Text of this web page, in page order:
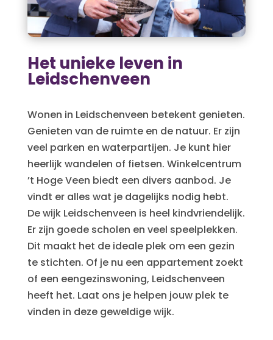
Het unieke leven in
Leidschenveen
Wonen in Leidschenveen betekent genieten.
Genieten van de ruimte en de natuur. Er zijn
veel parken en waterpartijen. Je kunt hier
heerlijk wandelen of fietsen. Winkelcentrum
’t Hoge Veen biedt een divers aanbod. Je
vindt er alles wat je dagelijks nodig hebt.
De wijk Leidschenveen is heel kindvriendelijk.
Er zijn goede scholen en veel speelplekken.
Dit maakt het de ideale plek om een gezin
te stichten. Of je nu een appartement zoekt
of een eengezinswoning, Leidschenveen
heeft het. Laat ons je helpen jouw plek te
vinden in deze geweldige wijk.